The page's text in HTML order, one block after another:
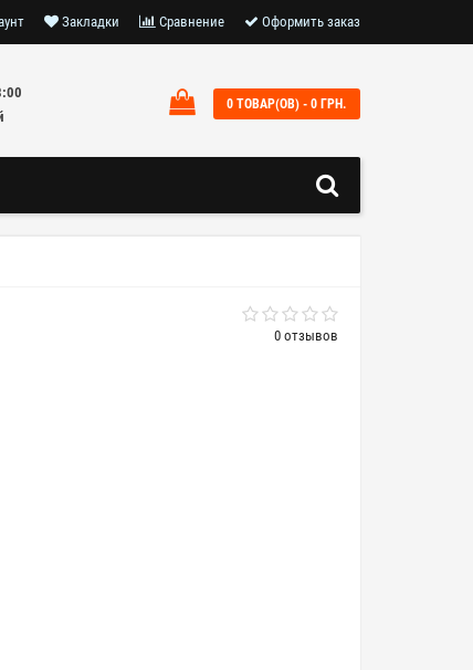
Закладки Сравнение Оформить заказ
0 ТОВАР(ОВ) - 0 ГРН.
0 отзывов